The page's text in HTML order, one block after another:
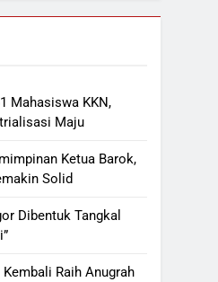
Mahasiswa KKN,
Maju
Ketua Barok,
Solid
Dibentuk Tangkal
Raih Anugrah